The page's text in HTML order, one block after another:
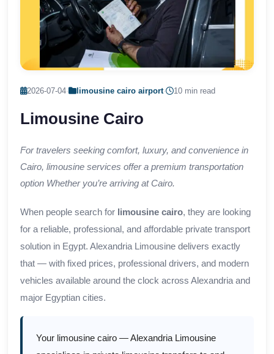
2026-07-04· limousine cairo airport· 10 min read
Limousine Cairo
For travelers seeking comfort, luxury, and convenience in
Cairo, limousine services offer a premium transportation
option Whether you’re arriving at Cairo.
When people search for limousine cairo, they are looking
for a reliable, professional, and affordable private transport
solution in Egypt. Alexandria Limousine delivers exactly
that — with fixed prices, professional drivers, and modern
vehicles available around the clock across Alexandria and
major Egyptian cities.
Your limousine cairo — Alexandria Limousine